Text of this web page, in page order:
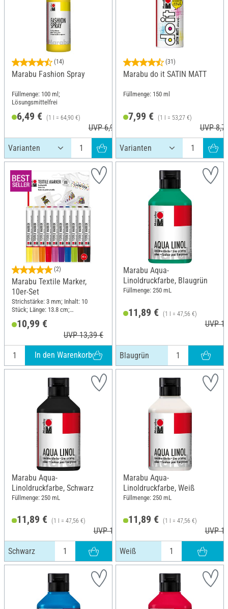
(14)
Marabu Fashion Spray
Füllmenge: 100 ml;
Lösungsmittelfrei
6,49 € (1 l = 64,90 €)
UVP 6,99 €
(31)
Marabu do it SATIN MATT
Füllmenge: 150 ml
7,99 € (1 l = 53,27 €)
UVP
(2)
Marabu Textile Marker,
10er-Set
Strichstärke: 3 mm; Inhalt: 10
Stück; Länge: 13.8 cm;
10,99 €
UVP 13,39 €
In den Warenkorb
Marabu Aqua-
Linoldruckfarbe, Blaugrün
Füllmenge: 250 mL
11,89 € (1 l = 47,56 €)
UVP
Blaugrün
Marabu Aqua-
Linoldruckfarbe, Schwarz
Füllmenge: 250 mL
11,89 € (1 l = 47,56 €)
UVP 13,99 €
Schwarz
Marabu Aqua-
Linoldruckfarbe, Weiß
Füllmenge: 250 mL
11,89 € (1 l = 47,56 €)
UVP
Weiß